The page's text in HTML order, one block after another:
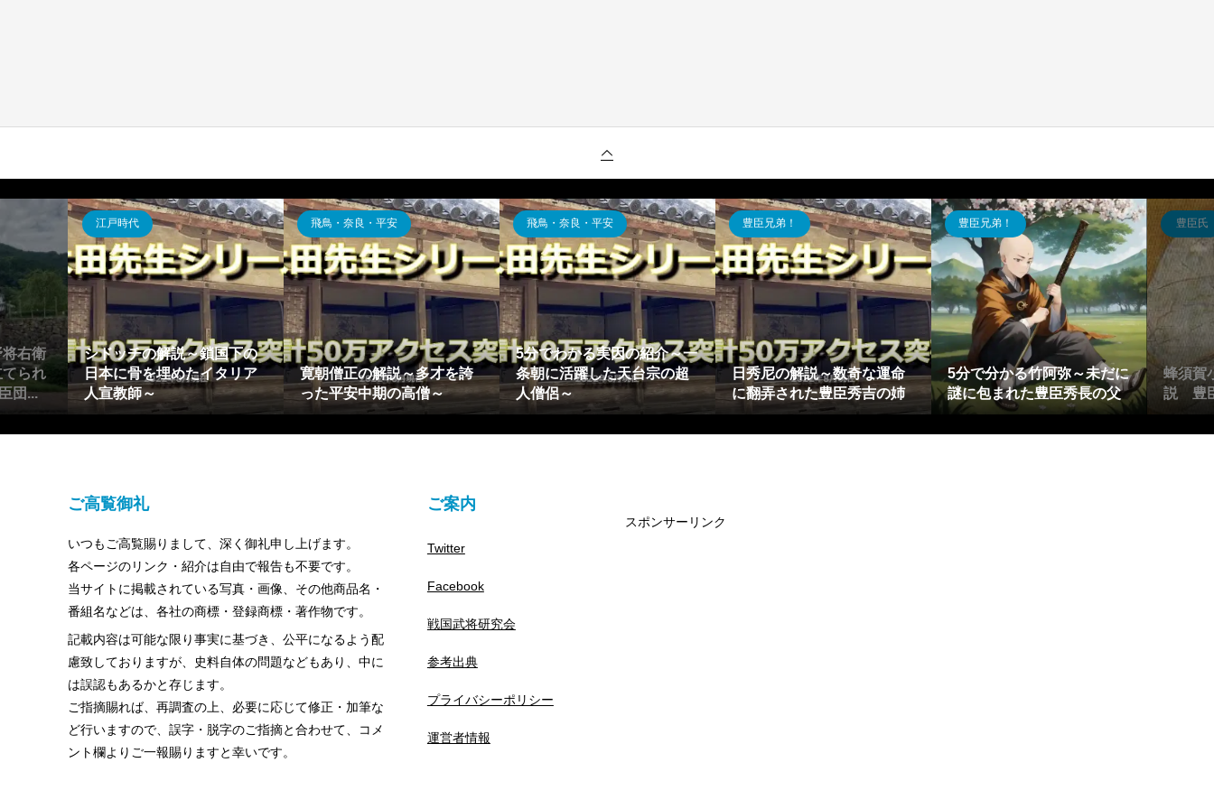
右衛
られ
団...
江戸時代
シドッチの解説～鎖国下の
日本に骨を埋めたイタリア
人宣教師～
飛鳥・奈良・平安
寛朝僧正の解説～多才を誇
った平安中期の高僧～
飛鳥・奈良・平安
5分でわかる実因の紹介～一
条朝に活躍した天台宗の超
人僧侶～
豊臣兄弟！
日秀尼の解説～数奇な運命
に翻弄された豊臣秀吉の姉
豊臣兄弟！
5分で分かる竹阿弥～未だに
謎に包まれた豊臣秀長の父
豊臣氏
蜂須賀
説 豊
ご高覧御礼
いつもご高覧賜りまして、深く御礼申し上げます。
各ページのリンク・紹介は自由で報告も不要です。
当サイトに掲載されている写真・画像、その他商品名・
番組名などは、各社の商標・登録商標・著作物です。
記載内容は可能な限り事実に基づき、公平になるよう配
慮致しておりますが、史料自体の問題などもあり、中に
は誤認もあるかと存じます。
ご指摘賜れば、再調査の上、必要に応じて修正・加筆な
ど行いますので、誤字・脱字のご指摘と合わせて、コメ
ント欄よりご一報賜りますと幸いです。
ご案内
Twitter
Facebook
戦国武将研究会
参考出典
プライバシーポリシー
運営者情報
スポンサーリンク